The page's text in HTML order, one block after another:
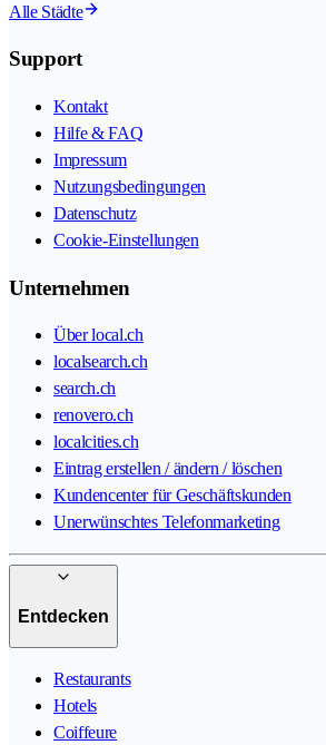
Alle Städte
Support
Kontakt
Hilfe & FAQ
Impressum
Nutzungsbedingungen
Datenschutz
Cookie-Einstellungen
Unternehmen
Über local.ch
localsearch.ch
search.ch
renovero.ch
localcities.ch
Eintrag erstellen / ändern / löschen
Kundencenter für Geschäftskunden
Unerwünschtes Telefonmarketing
Entdecken
Restaurants
Hotels
Coiffeure